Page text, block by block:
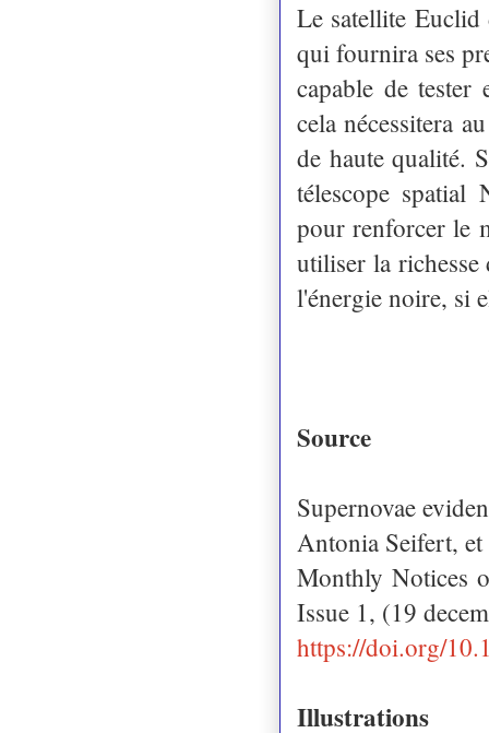
Le satellite Euclid
qui fournira ses
capable de
cela nécessitera
de haute qualité.
télescope spatial
pour renforcer le
utiliser la richesse
l'énergie noire, si
Source
Supernovae
Antonia Seifert, et
Monthly Notices
Issue 1, (19
https://doi.org/
Illustrations